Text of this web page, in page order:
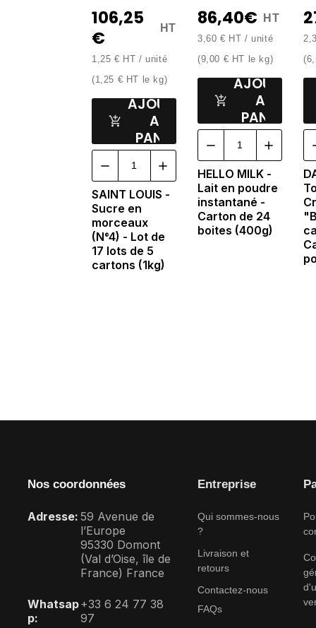
106,25
€
HT
1,25 € HT / unité
(1,25 € HT le kg)
AJOUTER
AU
PANIER
SAINT LOUIS -
Sucre en
morceaux
(N°4) - Lot de
17 lots de 5
cartons (1kg)
86,40€ HT
3,60 € HT / unité
(9,00 € HT le kg)
AJOUTER
AU
PANIER
HELLO MILK -
Lait en poudre
instantané -
Carton de 24
boites (400g)
Nos coordonnées
Adresse: 59 Avenue de
l’Europe
95330 Domont
(Val d’Oise, île de
France) France
Whatsap
p:
+33 6 24 77 38
97
Entreprise
Qui sommes-nous
?
Livraison et
retours
Contactez-nous
FAQs